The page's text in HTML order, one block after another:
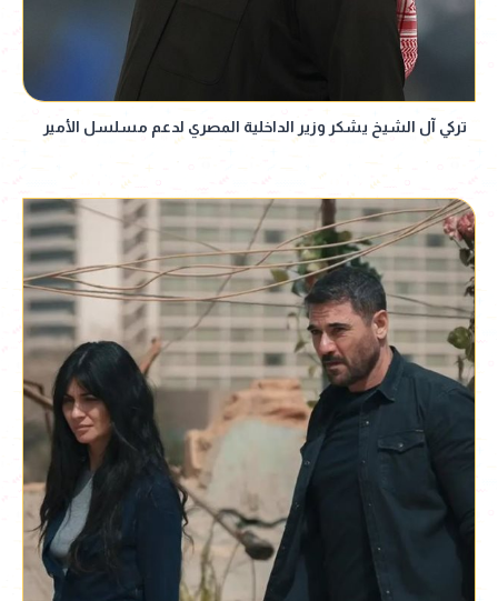
تركي آل الشيخ يشكر وزير الداخلية المصري لدعم مسلسل الأمير